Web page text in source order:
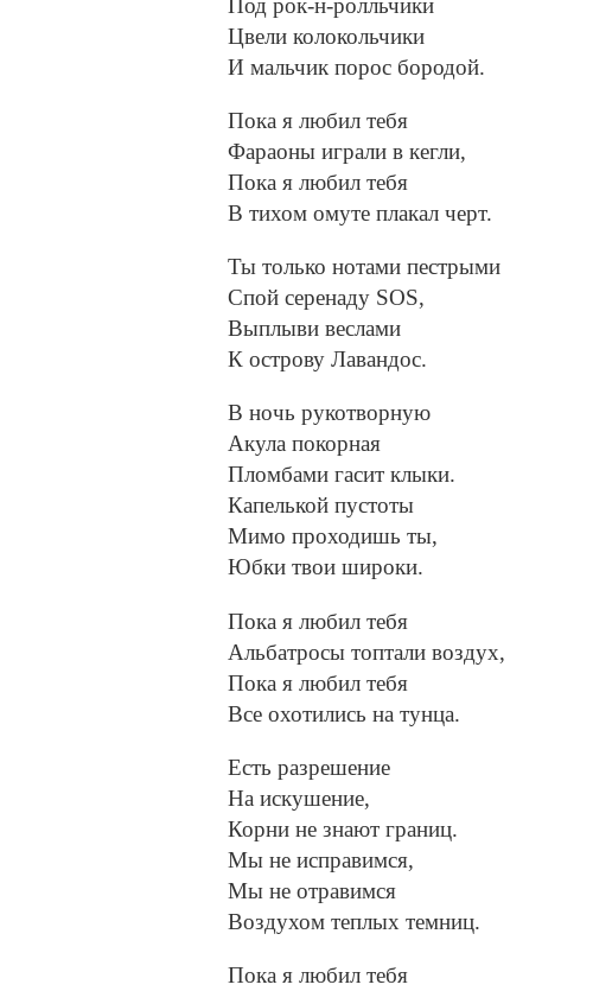
Под рок-н-ролльчики
Цвели колокольчики
И мальчик порос бородой.
Пока я любил тебя
Фараоны играли в кегли,
Пока я любил тебя
В тихом омуте плакал черт.
Ты только нотами пестрыми
Спой серенаду SOS,
Выплыви веслами
К острову Лавандос.
В ночь рукотворную
Акула покорная
Пломбами гасит клыки.
Капелькой пустоты
Мимо проходишь ты,
Юбки твои широки.
Пока я любил тебя
Альбатросы топтали воздух,
Пока я любил тебя
Все охотились на тунца.
Есть разрешение
На искушение,
Корни не знают границ.
Мы не исправимся,
Мы не отравимся
Воздухом теплых темниц.
Пока я любил тебя